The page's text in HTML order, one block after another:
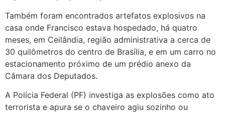
Também foram encontrados artefatos explosivos na
casa onde Francisco estava hospedado, há quatro
meses, em Ceilândia, região administrativa a cerca de
30 quilômetros do centro de Brasília, e em um carro no
estacionamento próximo de um prédio anexo da
Câmara dos Deputados.
A Polícia Federal (PF) investiga as explosões como ato
terrorista e apura se o chaveiro agiu sozinho ou